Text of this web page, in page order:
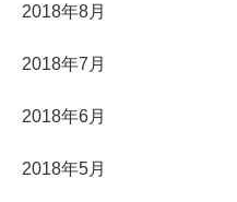
2018年8月
2018年7月
2018年6月
2018年5月